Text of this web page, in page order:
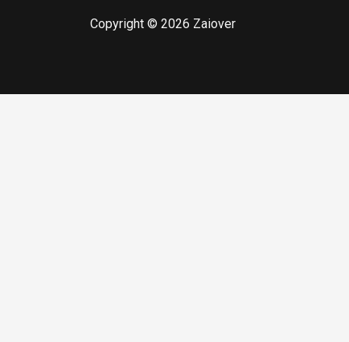
Copyright © 2026 Zaiover